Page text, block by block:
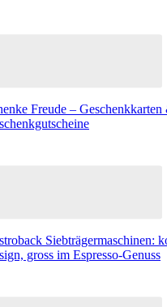
Freude –
Siebträgermaschinen:
gross im Espresso-Genuss